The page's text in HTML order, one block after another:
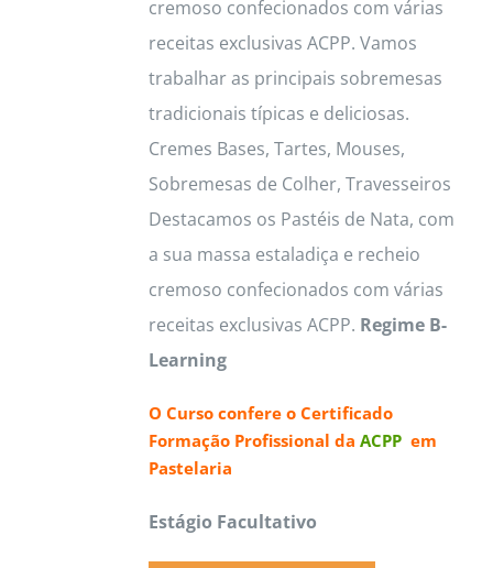
cremoso confecionados com várias
receitas exclusivas ACPP. Vamos
trabalhar as principais sobremesas
tradicionais típicas e deliciosas.
Cremes Bases, Tartes, Mouses,
Sobremesas de Colher, Travesseiros
Destacamos os Pastéis de Nata, com
a sua massa estaladiça e recheio
cremoso confecionados com várias
receitas exclusivas ACPP. Regime B-
Learning
O Curso confere o Certificado
Formação Profissional da ACPPem
Pastelaria
Estágio Facultativo